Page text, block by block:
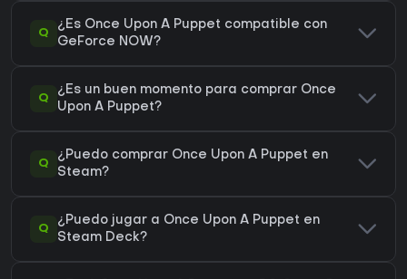
Q
¿Es Once Upon A Puppet compatible con
GeForce NOW?
Q
¿Es un buen momento para comprar Once
Upon A Puppet?
Q
¿Puedo comprar Once Upon A Puppet en
Steam?
Q
¿Puedo jugar a Once Upon A Puppet en
Steam Deck?